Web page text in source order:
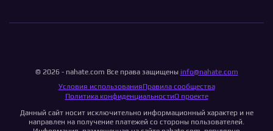
© 2026 - nahate.com Все права защищены info@nahate.com
Условия использованияПравила сообщества
Политика конфиденциальностиО проекте
Данный сайт носит исключительно информационный характер и не
направлен на получение платежей со стороны пользователей.